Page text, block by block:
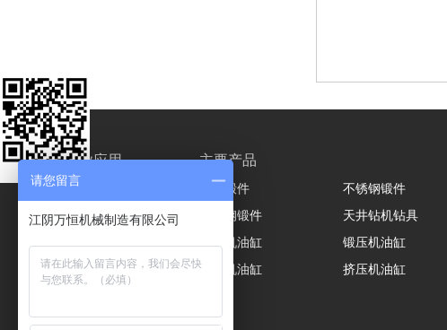
行业应用
液压油缸
液压机与挤压机
主要产品
轧辊锻件
不锈钢锻件
模具钢锻件
天井钻机钻具
液压机油缸
锻压机油缸
热压机油缸
挤压机油缸
请您留言
江阴万恒机械制造有限公司